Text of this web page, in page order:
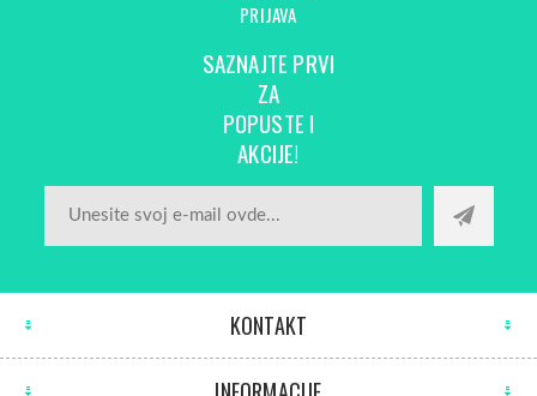
PRIJAVA
SAZNAJTE PRVI
ZA
POPUSTE I
AKCIJE!
KONTAKT